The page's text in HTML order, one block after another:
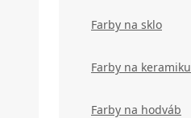
Farby na sklo
Farby na keramiku
Farby na hodváb